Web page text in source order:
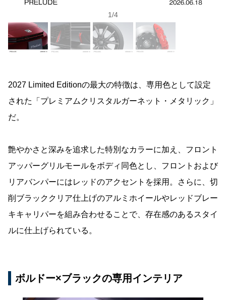
1/4
2027 Limited Editionの最大の特徴は、専用色として設定
された「プレミアムクリスタルガーネット・メタリック」
だ。
艶やかさと深みを追求した特別なカラーに加え、フロント
アッパーグリルモールをボディ同色とし、フロントおよび
リアバンパーにはレッドのアクセントを採用。さらに、切
削ブラッククリア仕上げのアルミホイールやレッドブレー
キキャリパーを組み合わせることで、存在感のあるスタイ
ルに仕上げられている。
ボルドー×ブラックの専用インテリア